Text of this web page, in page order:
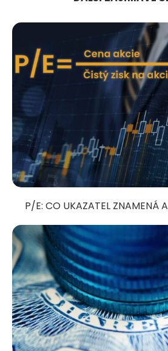
P/E: CO UKAZATEL ZNAMENÁ